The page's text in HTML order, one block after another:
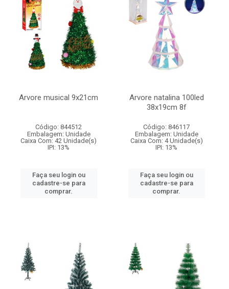
Arvore musical 9x21cm
Código: 844512
Embalagem: Unidade
Caixa Com: 42 Unidade(s)
IPI: 13%
Faça seu login ou
cadastre-se para
comprar.
Arvore natalina 100led
38x19cm 8f
Código: 846117
Embalagem: Unidade
Caixa Com: 4 Unidade(s)
IPI: 13%
Faça seu login ou
cadastre-se para
comprar.